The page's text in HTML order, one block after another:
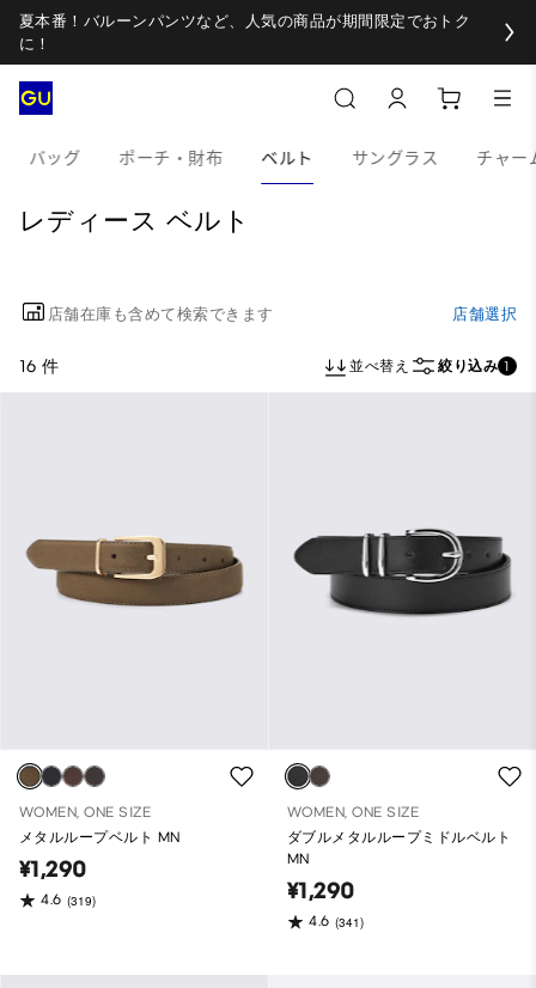
夏本番！バルーンパンツなど、人気の商品が期間限定でおトク
に！
バッグ ポーチ・財布 ベルト サングラス チャー
レディース ベルト
店舗在庫も含めて検索できます 店舗選択
16 件 並べ替え 絞り込み 1
WOMEN, ONE SIZE
メタルループベルト MN
¥1,290
4.6 (319)
WOMEN, ONE SIZE
ダブルメタルループミドルベルト
MN
¥1,290
4.6 (341)